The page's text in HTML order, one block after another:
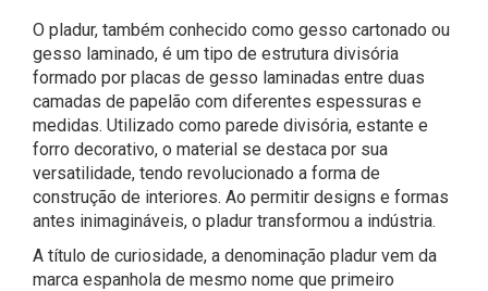
O pladur, também conhecido como gesso cartonado ou
gesso laminado, é um tipo de estrutura divisória
formado por placas de gesso laminadas entre duas
camadas de papelão com diferentes espessuras e
medidas. Utilizado como parede divisória, estante e
forro decorativo, o material se destaca por sua
versatilidade, tendo revolucionado a forma de
construção de interiores. Ao permitir designs e formas
antes inimagináveis, o pladur transformou a indústria.
A título de curiosidade, a denominação pladur vem da
marca espanhola de mesmo nome que primeiro